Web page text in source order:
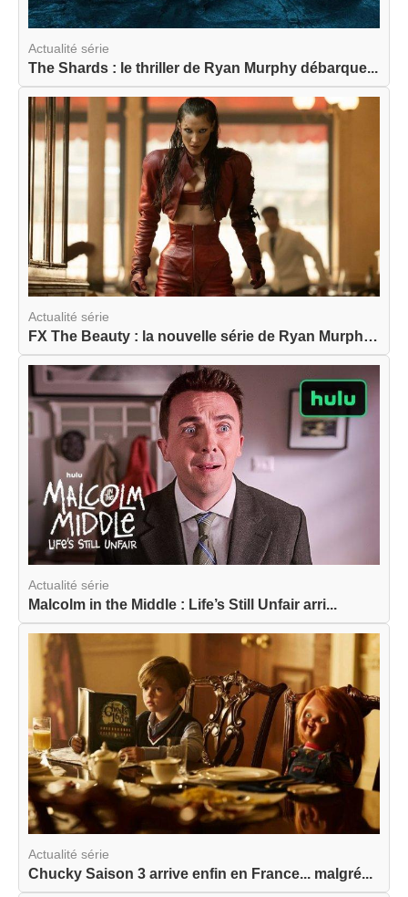
Actualité série
The Shards : le thriller de Ryan Murphy débarque...
Actualité série
FX The Beauty : la nouvelle série de Ryan Murphy...
Actualité série
Malcolm in the Middle : Life’s Still Unfair arri...
Actualité série
Chucky Saison 3 arrive enfin en France... malgré...